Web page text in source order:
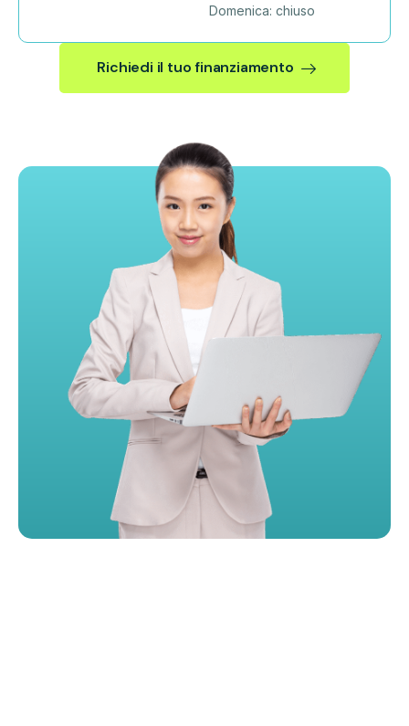
Domenica: chiuso
Richiedi il tuo finanziamento